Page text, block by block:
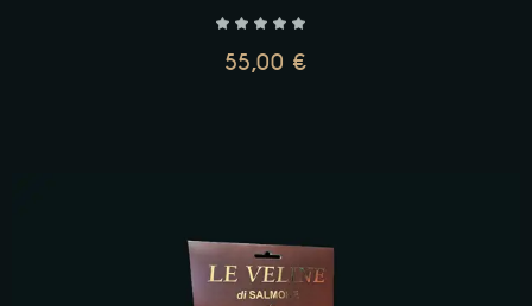
55,00 €
AGGIUNGI AL CARRELLO